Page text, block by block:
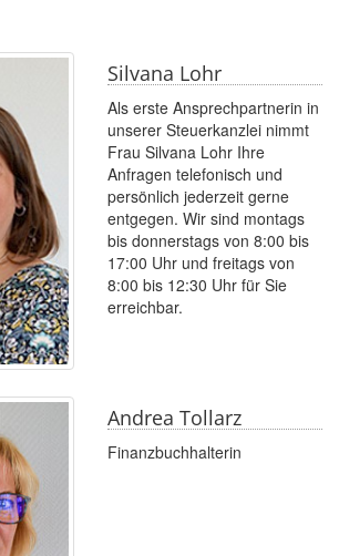
Silvana Lohr
Als erste Ansprechpartnerin in
unserer Steuerkanzlei nimmt
Frau Silvana Lohr Ihre
Anfragen telefonisch und
persönlich jederzeit gerne
entgegen. Wir sind montags
bis donnerstags von 8:00 bis
17:00 Uhr und freitags von
8:00 bis 12:30 Uhr für Sie
erreichbar.
Andrea Tollarz
Finanzbuchhalterin